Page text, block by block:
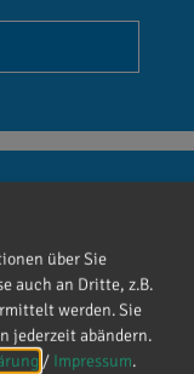
war:
über Sie
auch an Dritte, z.B.
werden. Sie
jederzeit abändern.
/ Impressum.